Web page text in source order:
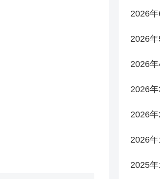
2026年
2026年
2026年
2026年
2026年
2026年
2025年